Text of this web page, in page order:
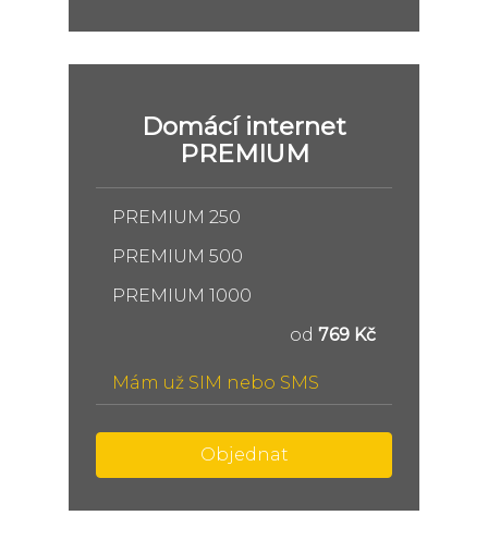
Domácí internet
PREMIUM
PREMIUM 250
PREMIUM 500
PREMIUM 1000
od 769 Kč
Mám už SIM nebo SMS
Objednat